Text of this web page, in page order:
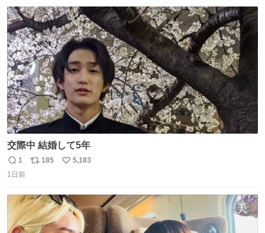
ト
数
数
交際中 結婚して5年
返
信
1
リ
ト
数
185
い
数
5,183
1日前